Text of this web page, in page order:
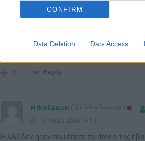
CONFIRM
Data Deletion Data Access
ανοιχτό χώρο το σημαντικό δεν είναι να
φωτιά, αλλά να ψύξεις σε βάθος την
για λίγο η επαφή του οξυγόνου με τη
0 Reply
NikolaosP
16 Μαΐου 2026 16:16
Η SAS δεν ήταν που έπεσε το drone της